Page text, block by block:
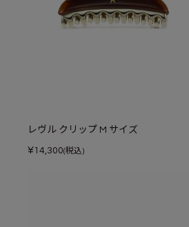
レヴル クリップ M サイズ
¥14,300(税込)